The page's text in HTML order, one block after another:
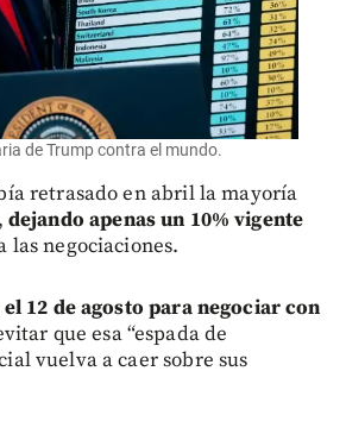
de Trump contra el mundo.
retrasado en abril la mayoría
dejando apenas un 10% vigente
las negociaciones.
12 de agosto para negociar con
que esa “espada de
vuelva a caer sobre sus